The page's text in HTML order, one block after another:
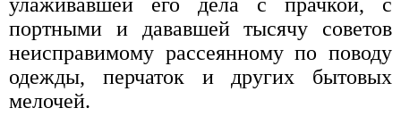
портными и дававшей тысячу советов
неисправимому рассеянному по поводу
одежды, перчаток и других бытовых
мелочей.